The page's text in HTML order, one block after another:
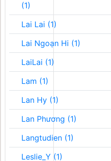
(1)
Lai Lai (1)
Lai Ngoạn Hi (1)
LaiLai (1)
Lam (1)
Lan Hy (1)
Lan Phương (1)
Langtudien (1)
Leslie_Y (1)